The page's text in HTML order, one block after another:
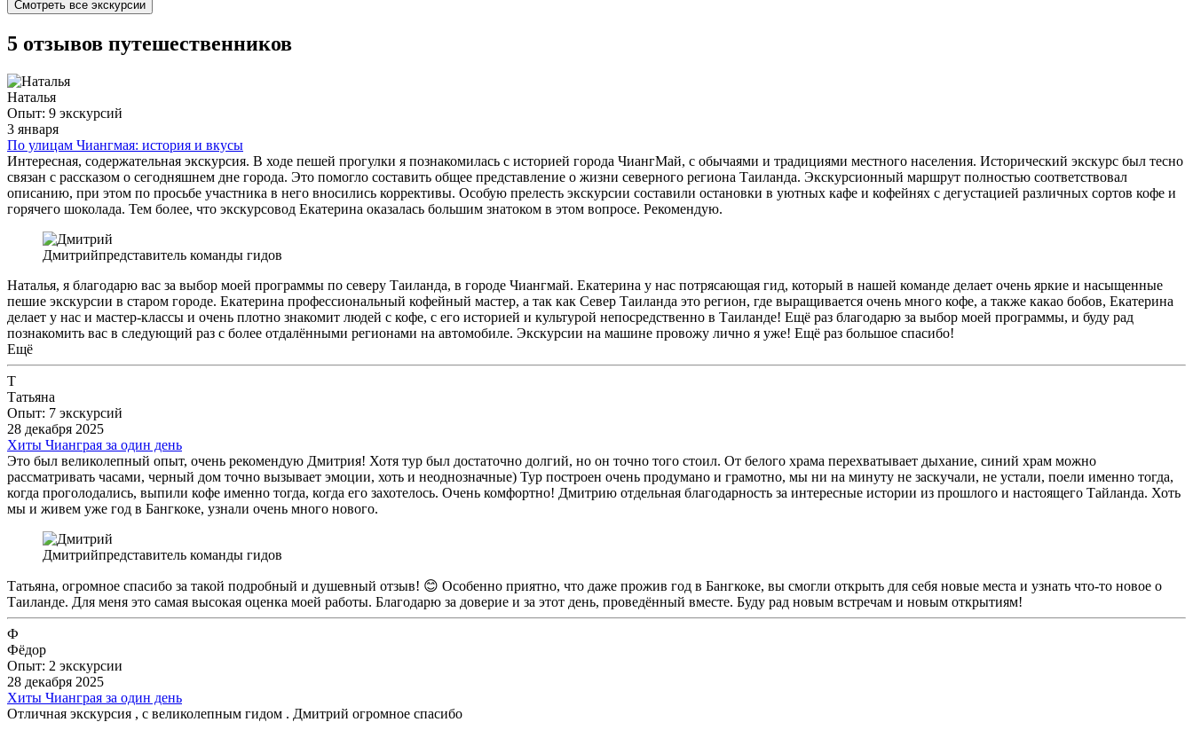
Смотреть все экскурсии
5 отзывов путешественников
Наталья
Опыт: 9 экскурсий
3 января
По улицам Чиангмая: история и вкусы
Интересная, содержательная экскурсия. В ходе пешей прогулки я познакомилась с историей города ЧиангМай, с обычаями и традициями местного населения. Исторический экскурс был тесно
связан с рассказом о сегодняшнем дне города. Это помогло составить общее представление о жизни северного региона Таиланда. Экскурсионный маршрут полностью соответствовал
описанию, при этом по просьбе участника в него вносились коррективы. Особую прелесть экскурсии составили остановки в уютных кафе и кофейнях с дегустацией различных сортов кофе и
горячего шоколада. Тем более, что экскурсовод Екатерина оказалась большим знатоком в этом вопросе. Рекомендую.
Дмитрийпредставитель команды гидов
Наталья, я благодарю вас за выбор моей программы по северу Таиланда, в городе Чиангмай. Екатерина у нас потрясающая гид, который в нашей команде делает очень яркие и насыщенные
пешие экскурсии в старом городе. Екатерина профессиональный кофейный мастер, а так как Север Таиланда это регион, где выращивается очень много кофе, а также какао бобов, Екатерина
делает у нас и мастер-классы и очень плотно знакомит людей с кофе, с его историей и культурой непосредственно в Таиланде! Ещё раз благодарю за выбор моей программы, и буду рад
познакомить вас в следующий раз с более отдалёнными регионами на автомобиле. Экскурсии на машине провожу лично я уже! Ещё раз большое спасибо!
Ещё
Т
Татьяна
Опыт: 7 экскурсий
28 декабря 2025
Хиты Чианграя за один день
Это был великолепный опыт, очень рекомендую Дмитрия! Хотя тур был достаточно долгий, но он точно того стоил. От белого храма перехватывает дыхание, синий храм можно
рассматривать часами, черный дом точно вызывает эмоции, хоть и неоднозначные) Тур построен очень продумано и грамотно, мы ни на минуту не заскучали, не устали, поели именно тогда,
когда проголодались, выпили кофе именно тогда, когда его захотелось. Очень комфортно! Дмитрию отдельная благодарность за интересные истории из прошлого и настоящего Тайланда. Хоть
мы и живем уже год в Бангкоке, узнали очень много нового.
Дмитрийпредставитель команды гидов
Татьяна, огромное спасибо за такой подробный и душевный отзыв! 😊 Особенно приятно, что даже прожив год в Бангкоке, вы смогли открыть для себя новые места и узнать что-то новое о
Таиланде. Для меня это самая высокая оценка моей работы. Благодарю за доверие и за этот день, проведённый вместе. Буду рад новым встречам и новым открытиям!
Ф
Фёдор
Опыт: 2 экскурсии
28 декабря 2025
Хиты Чианграя за один день
Отличная экскурсия , с великолепным гидом . Дмитрий огромное спасибо